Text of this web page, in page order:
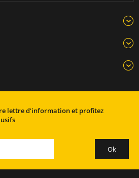
lettre d'information et profitez